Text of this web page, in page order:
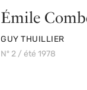
Émile
PAR
GUY THUILLIER
Nº 2 / été 1978